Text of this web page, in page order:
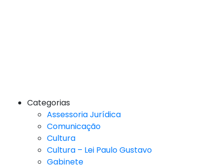
Categorias
Assessoria Jurídica
Comunicação
Cultura
Cultura – Lei Paulo Gustavo
Gabinete